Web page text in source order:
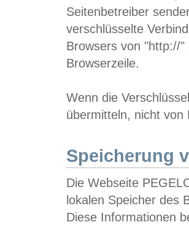
Seitenbetreiber
verschlüsselte
Browsers von "http://
Browserzeile.
Wenn die
übermitteln, nicht von
Speicherung
Die Webseite
lokalen Speicher des
Diese Informationen